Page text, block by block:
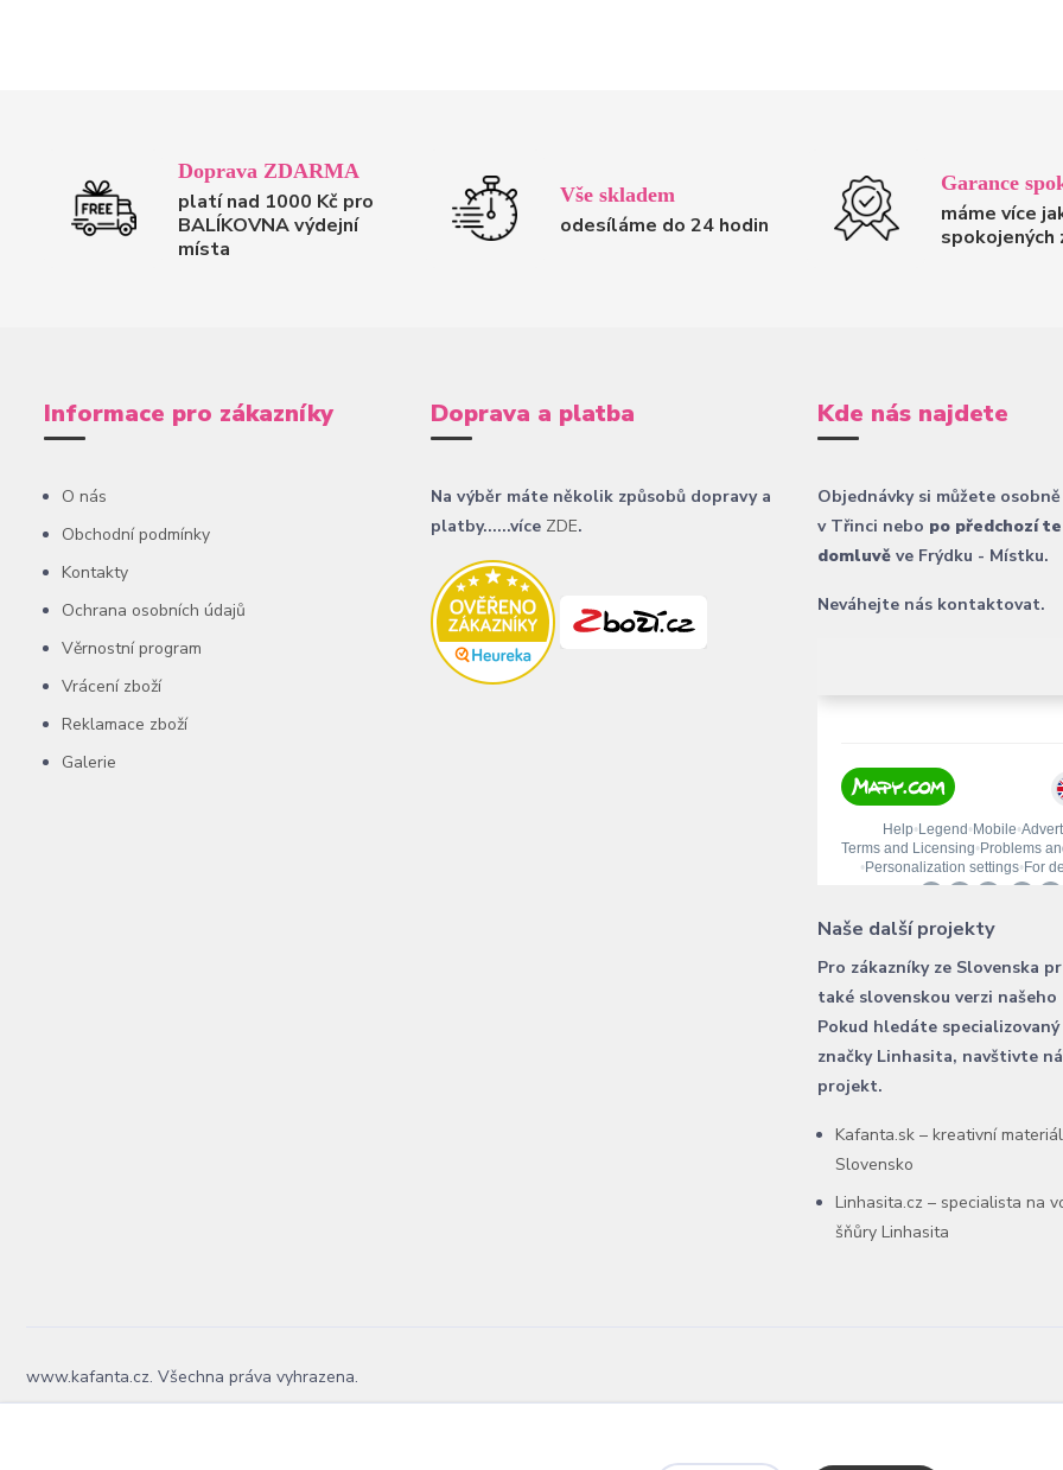
Doprava ZDARMA
platí nad 1000 Kč pro
BALÍKOVNA výdejní
místa
Vše skladem
odesíláme do 24 hodin
Garance
máme více
spokojených
Informace pro zákazníky
O nás
Obchodní podmínky
Kontakty
Ochrana osobních údajů
Věrnostní program
Vrácení zboží
Reklamace zboží
Galerie
Doprava a platba
Na výběr máte několik způsobů dopravy a
platby......více ZDE.
Kde nás najdete
Objednávky si můžete
v Třinci nebo po předchozí
domluvě ve Frýdku - Místku.
Neváhejte nás kontaktovat.
Naše další projekty
Pro zákazníky ze Slovenska
také slovenskou verzi našeho
Pokud hledáte
značky Linhasita, navštivte
projekt.
Kafanta.sk – kreativní
Slovensko
Linhasita.cz – specialista na
šňůry Linhasita
www.kafanta.cz. Všechna práva vyhrazena.